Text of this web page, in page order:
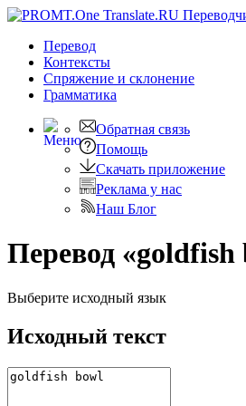
Перевод
Контексты
Спряжение и склонение
Грамматика
Обратная связь
Помощь
Скачать приложение
Реклама у нас
Наш Блог
Перевод «goldfish
Выберите исходный язык
Исходный текст